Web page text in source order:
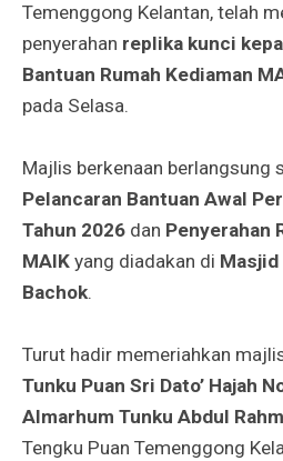
Temenggong Kelantan, telah
penyerahan replika kunci
Bantuan Rumah Kediaman
pada Selasa.
Majlis berkenaan berlangsung
Pelancaran Bantuan Awal
Tahun 2026 dan Penyerahan
MAIK yang diadakan di Masjid
Bachok.
Turut hadir memeriahkan
Tunku Puan Sri Dato’ Hajah
Almarhum Tunku Abdul
Tengku Puan Temenggong